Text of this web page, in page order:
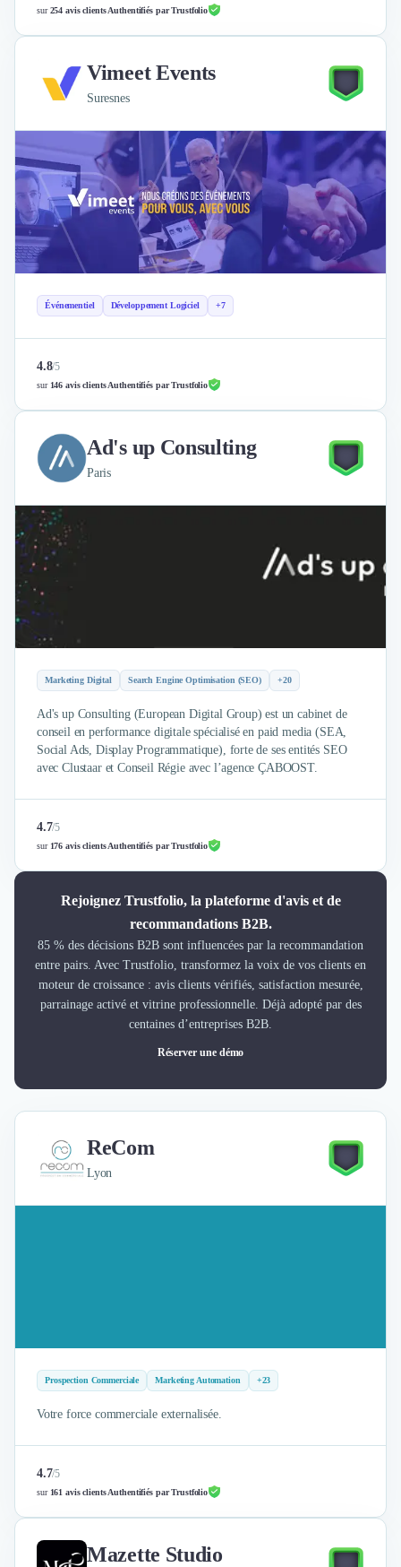
sur254 avis clients Authentifiés par Trustfolio
Vimeet Events
Suresnes
Événementiel Développement Logiciel +7
4.8/5
sur 146 avis clients Authentifiés par Trustfolio
Ad's up Consulting
Paris
Marketing Digital Search Engine Optimisation (SEO) +20
Ad's up Consulting (European Digital Group) est un cabinet de
conseil en performance digitale spécialisé en paid media (SEA,
Social Ads, Display Programmatique), forte de ses entités SEO
avec Clustaar et Conseil Régie avec l’agence ÇABOOST.
4.7/5
sur 176 avis clients Authentifiés par Trustfolio
Rejoignez Trustfolio, la plateforme d'avis et de
recommandations B2B.
85 % des décisions B2B sont influencées par la recommandation
entre pairs. Avec Trustfolio, transformez la voix de vos clients en
moteur de croissance : avis clients vérifiés, satisfaction mesurée,
parrainage activé et vitrine professionnelle. Déjà adopté par des
centaines d’entreprises B2B.
Réserver une démo
ReCom
Lyon
Prospection Commerciale Marketing Automation +23
Votre force commerciale externalisée.
4.7/5
sur 161 avis clients Authentifiés par Trustfolio
Mazette Studio